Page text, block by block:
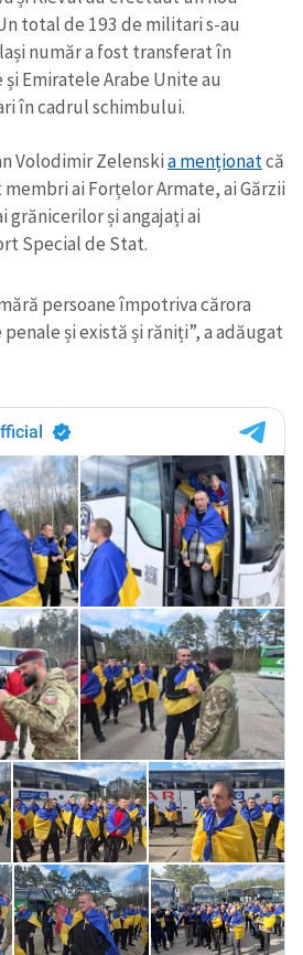
total de 193 de militari s-au
număr a fost transferat în
Emiratele Arabe Unite au
în cadrul schimbului.
Volodimir Zelenskia menționatcă
ai Forțelor Armate, ai Gărzii
grănicerilor și angajați ai
Special de Stat.
persoane împotriva cărora
penale și există și răniți”, a adăugat